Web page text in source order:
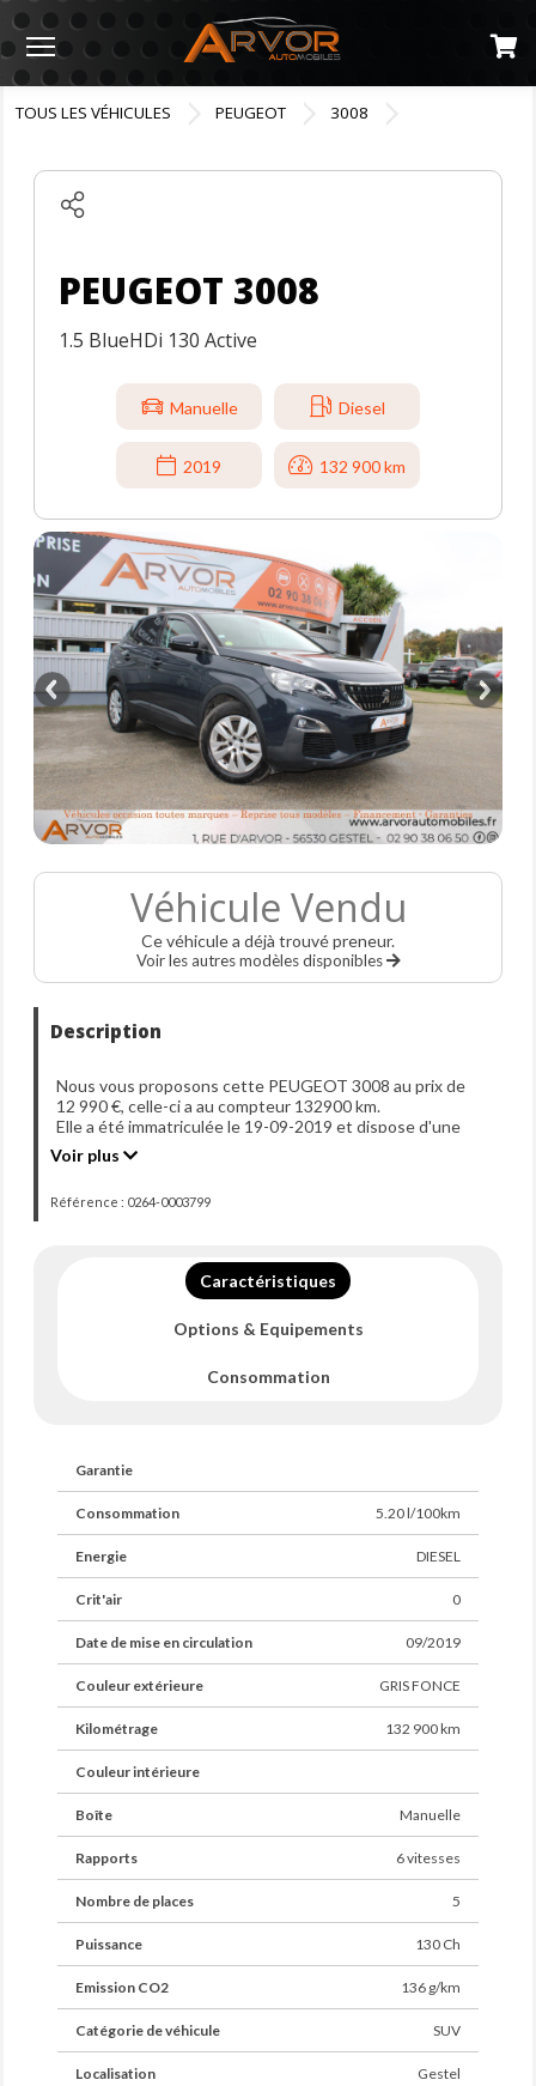
TOUS LES VÉHICULES PEUGEOT 3008
PEUGEOT 3008
1.5 BlueHDi 130 Active
Manuelle Diesel
2019 132 900 km
Véhicule Vendu
Ce véhicule a déjà trouvé preneur.
Voir les autres modèles disponibles
Description
Nous vous proposons cette PEUGEOT 3008 au prix de
12 990 €, celle-ci a au compteur 132900 km.
Elle a été immatriculée le 19-09-2019 et dispose d'une
puissance de 130ch din.
Voir plus
Référence : 0264-0003799
Caractéristiques
Options & Equipements
Consommation
Garantie
Consommation 5.20 l/100km
Energie DIESEL
Crit'air 0
Date de mise en circulation 09/2019
Couleur extérieure GRIS FONCE
Kilométrage 132 900 km
Couleur intérieure
Boîte Manuelle
Rapports 6 vitesses
Nombre de places 5
Puissance 130 Ch
Emission CO2 136 g/km
Catégorie de véhicule SUV
Localisation Gestel